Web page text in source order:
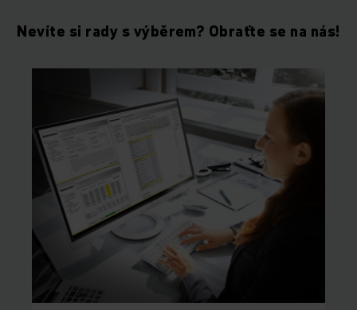
Nevíte si rady s výběrem? Obraťte se na nás!